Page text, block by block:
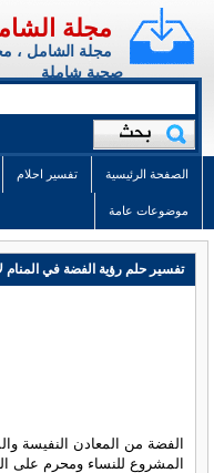
مجلة
مجلة الشامل ،
صحية شاملة
الصفحة الرئيسية تفسير احلام
موضوعات عامة
تفسير حلم رؤية الفضة في المنام
الفضة من المعادن النفيسة
المشروع للنساء ومحرم على